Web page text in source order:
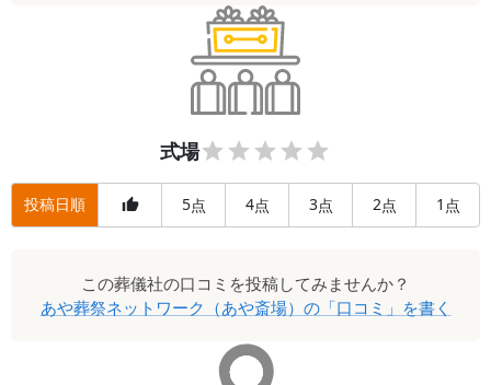
式場
投稿日順 5点 4点 3点 2点 1 点
この葬儀社の口コミを投稿してみませんか？
あや葬祭ネットワーク（あや斎場） の「口コミ」を書く